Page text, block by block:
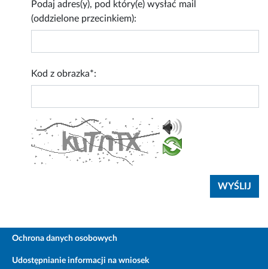
Podaj adres(y), pod który(e) wysłać mail
(oddzielone przecinkiem):
Kod z obrazka*:
Ochrona danych osobowych
Udostępnianie informacji na wniosek